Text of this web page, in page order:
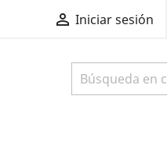
 Iniciar sesión